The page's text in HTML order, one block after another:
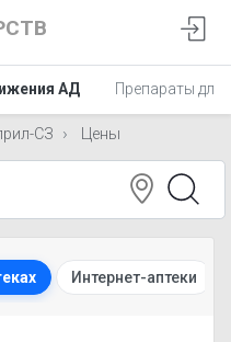
АД Препараты для
СЗ Цены
Интернет-аптеки